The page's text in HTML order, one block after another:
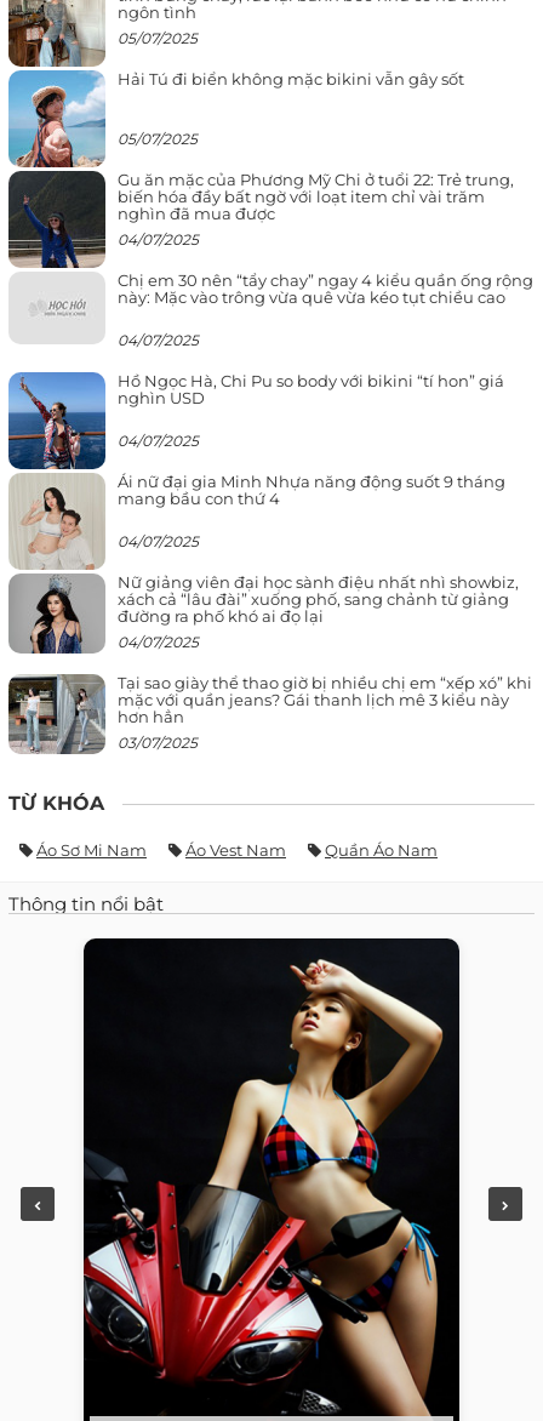
ngôn tình
05/07/2025
Hải Tú đi biển không mặc bikini vẫn gây sốt
05/07/2025
Gu ăn mặc của Phương Mỹ Chi ở tuổi 22: Trẻ trung,
biến hóa đầy bất ngờ với loạt item chỉ vài trăm
nghìn đã mua được
04/07/2025
Chị em 30 nên “tẩy chay” ngay 4 kiểu quần ống rộng
này: Mặc vào trông vừa quê vừa kéo tụt chiều cao
04/07/2025
Hồ Ngọc Hà, Chi Pu so body với bikini “tí hon” giá
nghìn USD
04/07/2025
Ái nữ đại gia Minh Nhựa năng động suốt 9 tháng
mang bầu con thứ 4
04/07/2025
Nữ giảng viên đại học sành điệu nhất nhì showbiz,
xách cả “lâu đài” xuống phố, sang chảnh từ giảng
đường ra phố khó ai đọ lại
04/07/2025
Tại sao giày thể thao giờ bị nhiều chị em “xếp xó” khi
mặc với quần jeans? Gái thanh lịch mê 3 kiểu này
hơn hẳn
03/07/2025
TỪ KHÓA
Áo Sơ Mi Nam Áo Vest Nam Quần Áo Nam
Thông tin nổi bật